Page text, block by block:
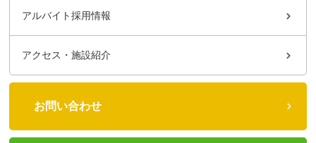
アルバイト採用情報
アクセス・施設紹介
お問い合わせ